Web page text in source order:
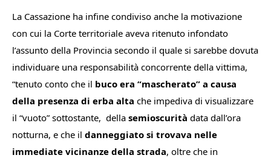
La Cassazione ha infine condiviso anche la motivazione
con cui la Corte territoriale aveva ritenuto infondato
l’assunto della Provincia secondo il quale si sarebbe dovuta
individuare una responsabilità concorrente della vittima,
“tenuto conto che il buco era “mascherato” a causa
della presenza di erba alta che impediva di visualizzare
il “vuoto” sottostante, della semioscurità data dall’ora
notturna, e che il danneggiato si trovava nelle
immediate vicinanze della strada, oltre che in